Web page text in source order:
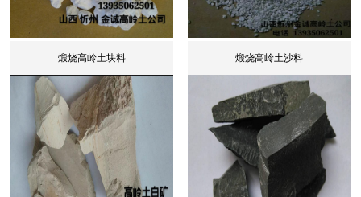
煅烧高岭土块料 煅烧高岭土沙料